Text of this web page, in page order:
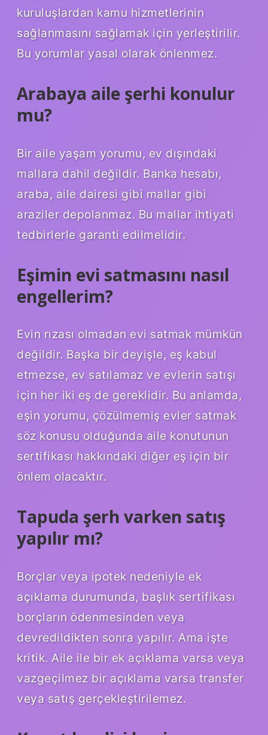
kuruluşlardan kamu hizmetlerinin
sağlanmasını sağlamak için yerleştirilir.
Bu yorumlar yasal olarak önlenmez.
Arabaya aile şerhi konulur
mu?
Bir aile yaşam yorumu, ev dışındaki
mallara dahil değildir. Banka hesabı,
araba, aile dairesi gibi mallar gibi
araziler depolanmaz. Bu mallar ihtiyati
tedbirlerle garanti edilmelidir.
Eşimin evi satmasını nasıl
engellerim?
Evin rızası olmadan evi satmak mümkün
değildir. Başka bir deyişle, eş kabul
etmezse, ev satılamaz ve evlerin satışı
için her iki eş de gereklidir. Bu anlamda,
eşin yorumu, çözülmemiş evler satmak
söz konusu olduğunda aile konutunun
sertifikası hakkındaki diğer eş için bir
önlem olacaktır.
Tapuda şerh varken satış
yapılır mı?
Borçlar veya ipotek nedeniyle ek
açıklama durumunda, başlık sertifikası
borçların ödenmesinden veya
devredildikten sonra yapılır. Ama işte
kritik. Aile ile bir ek açıklama varsa veya
vazgeçilmez bir açıklama varsa transfer
veya satış gerçekleştirilemez.